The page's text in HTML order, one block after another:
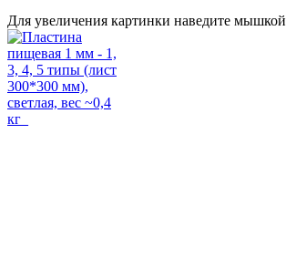
Для увеличения картинки наведите мышкой